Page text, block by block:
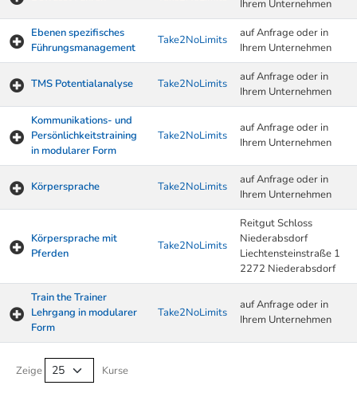
Ihrem Unternehmen
Ebenen spezifisches
Führungsmanagement
Take2NoLimits
auf Anfrage oder in
Ihrem Unternehmen
TMS Potentialanalyse Take2NoLimits
auf Anfrage oder in
Ihrem Unternehmen
Kommunikations- und
Persönlichkeitstraining
in modularer Form
Take2NoLimits
auf Anfrage oder in
Ihrem Unternehmen
Körpersprache Take2NoLimits
auf Anfrage oder in
Ihrem Unternehmen
Körpersprache mit
Pferden
Take2NoLimits
Reitgut Schloss
Niederabsdorf
Liechtensteinstraße 1
2272 Niederabsdorf
Train the Trainer
Lehrgang in modularer
Form
Take2NoLimits
auf Anfrage oder in
Ihrem Unternehmen
Zeige Kurse